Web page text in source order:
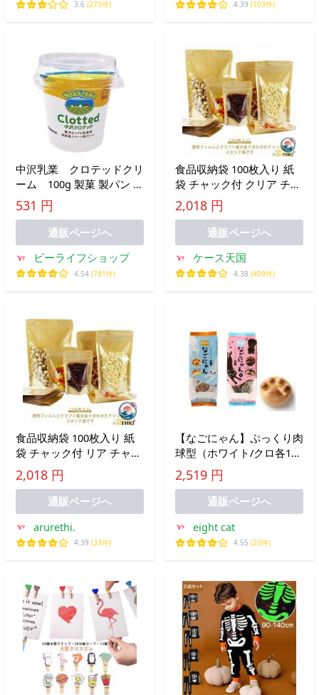
3.6 (273件) 4.39 (103件)
中沢乳業 クロテッドクリ
ーム 100g 製菓 製パン 手
作り 業務用 プロ用
531 円
通販ページへ
ビーライフショップ
4.54 (781件)
食品収納袋 100枚入り 紙
袋 チャック付 クリア チャ
ック付透明クラフト袋 密
閉袋 透明窓付き クラフト
紙袋 ジップ袋 食品保存 省
スペース 整理しやすい
2,018 円
通販ページへ
ケース天国
4.38 (409件)
食品収納袋 100枚入り 紙
袋 チャック付 リア チャッ
ク付透明クラフト袋 密閉
袋 透明窓付き クラフト紙
袋 ジップ袋 食品保存 入り
人気 おしゃれ
2,018 円
通販ページへ
arurethi.
4.39 (33件)
【なごにゃん】ぷっくり肉
球型（ホワイト/クロ各1袋
4個入り） / ご当地 名古屋
お土産 和菓子 お茶菓子 食
べ比べ なごやん チョコク
リーム 猫
2,519 円
通販ページへ
eight cat
4.55 (20件)